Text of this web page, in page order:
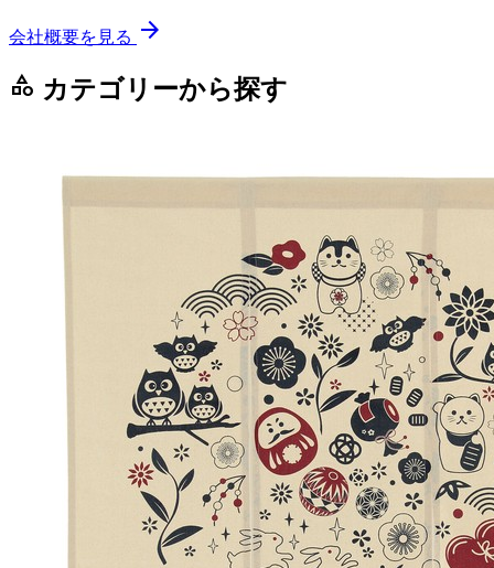
会社概要を見る arrow_forward
category カテゴリーから探す